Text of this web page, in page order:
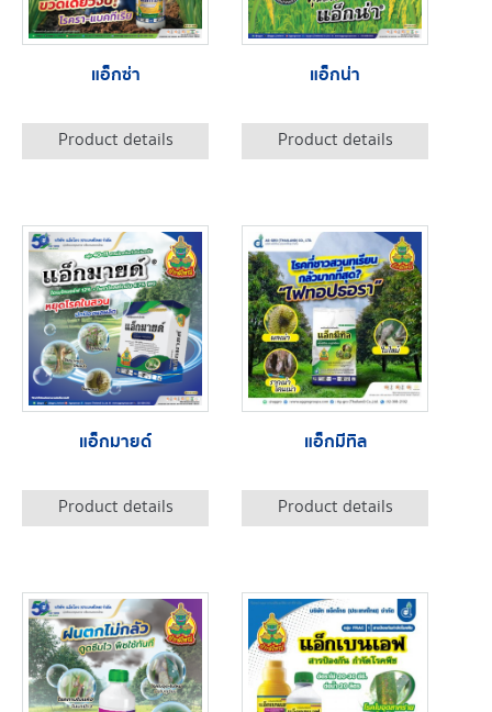
แอ็กซ่า
Product details
แอ็กน่า
Product details
แอ็กมายด์
Product details
แอ็กมีทิล
Product details